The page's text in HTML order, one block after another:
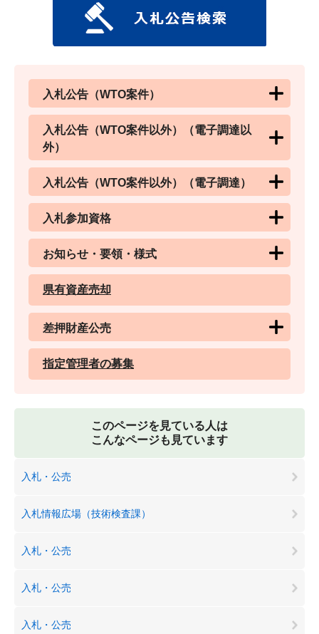
入札公告（WTO案件）
入札公告（WTO案件以外）（電子調達以
外）
入札公告（WTO案件以外）（電子調達）
入札参加資格
お知らせ・要領・様式
県有資産売却
差押財産公売
指定管理者の募集
このページを見ている人は
こんなページも見ています
入札・公売
入札情報広場（技術検査課）
入札・公売
入札・公売
入札・公売